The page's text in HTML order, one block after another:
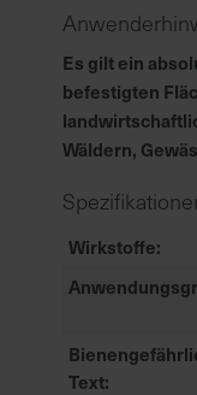
Es gilt ein
befestigten
Wäldern,
Wirkstoffe
Text